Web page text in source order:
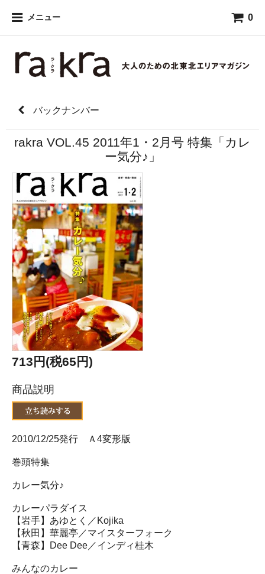
メニュー 0
バックナンバー
rakra VOL.45 2011年1・2月号 特集「カレ
ー気分♪」
713円(税65円)
商品説明
2010/12/25発行 Ａ4変形版
巻頭特集
カレー気分♪
カレーパラダイス
【岩手】あゆとく／Kojika
【秋田】華麗亭／マイスターフォーク
【青森】Dee Dee／インディ桂木
みんなのカレー